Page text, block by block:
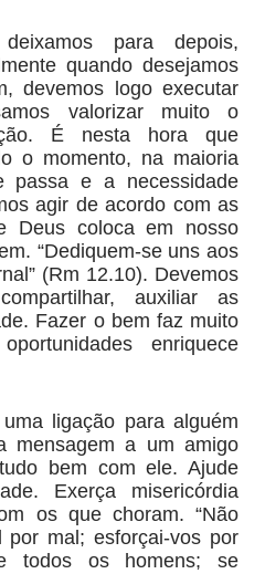
para depois,
quando desejamos
devemos logo executar
valorizar muito o
É nesta hora que
o momento, na maioria
passa e a necessidade
agir de acordo com as
Deus coloca em nosso
“Dediquem-se uns aos
(Rm 12.10). Devemos
auxiliar as
Fazer o bem faz muito
enriquece
ligação para alguém
mensagem a um amigo
bem com ele. Ajude
Exerça misericórdia
os que choram. “Não
mal; esforçai-vos por
todos os homens; se